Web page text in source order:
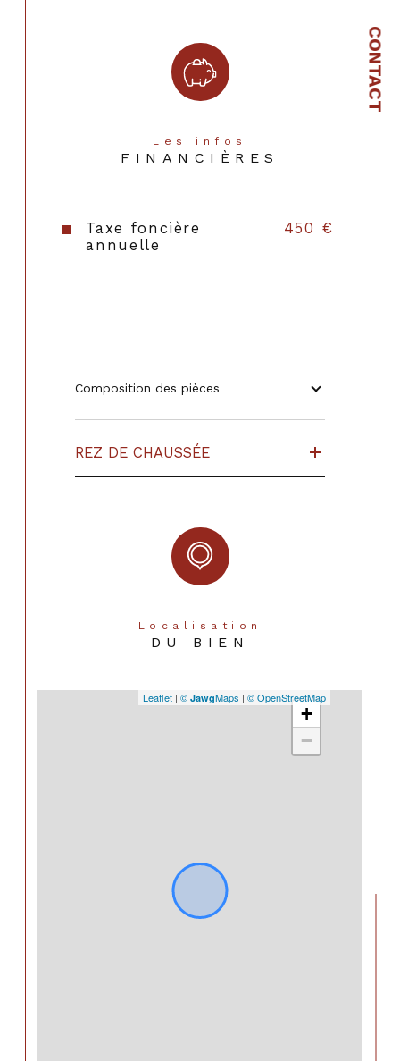
CONTACT
Mode de chauffage
Type de chauffage
Année de construction 1900
Les infos
FINANCIÈRES
Taxe foncière
annuelle
450 €
Composition des pièces
REZ DE CHAUSSÉE
Localisation
DU BIEN
+
−
Leaflet | © JawgMaps | © OpenStreetMap